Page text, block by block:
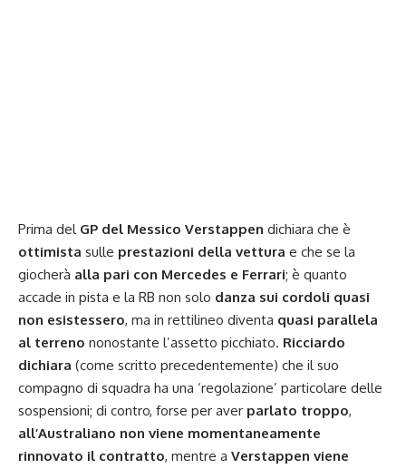
Prima del GP del Messico Verstappen dichiara che è
ottimista sulle prestazioni della vettura e che se la
giocherà alla pari con Mercedes e Ferrari; è quanto
accade in pista e la RB non solo danza sui cordoli quasi
non esistessero, ma in rettilineo diventa quasi parallela
al terreno nonostante l’assetto picchiato. Ricciardo
dichiara (come scritto precedentemente) che il suo
compagno di squadra ha una ‘regolazione’ particolare delle
sospensioni; di contro, forse per aver parlato troppo,
all’Australiano non viene momentaneamente
rinnovato il contratto, mentre a Verstappen viene